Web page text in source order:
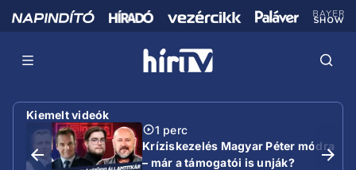
Kiemelt videók
1 perc
Kríziskezelés Magyar Péter módra
– már a támogatói is unják?